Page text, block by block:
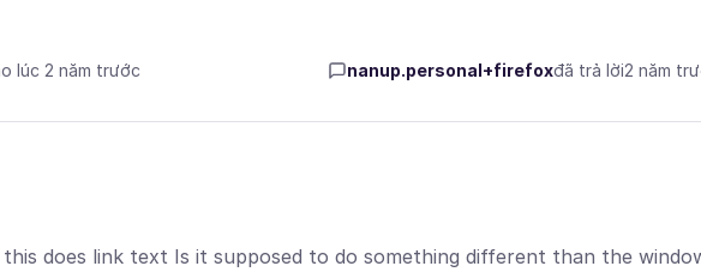
lúc 2 năm trước nanup.personal+firefoxđã trả lời2 năm
does link text Is it supposed to do something different than the